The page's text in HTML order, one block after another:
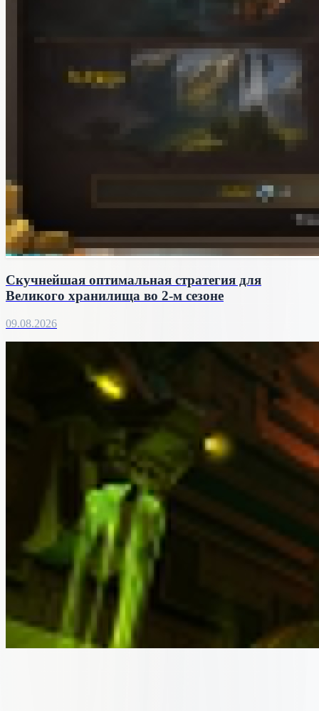
Скучнейшая оптимальная стратегия для
Великого хранилища во 2-м сезоне
09.08.2026